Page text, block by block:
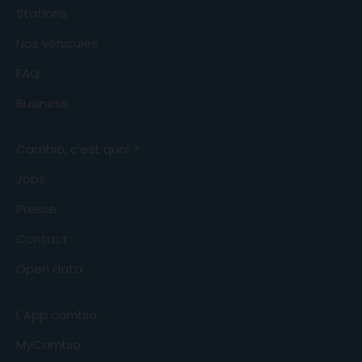
Stations
Nos véhicules
FAQ
Business
Cambio, c'est quoi ?
Jobs
Presse
Contact
Open data
L'App cambio
MyCambio